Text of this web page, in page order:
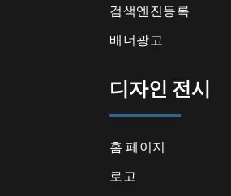
검색엔진등록
배너광고
디자인 전시
홈 페이지
로고